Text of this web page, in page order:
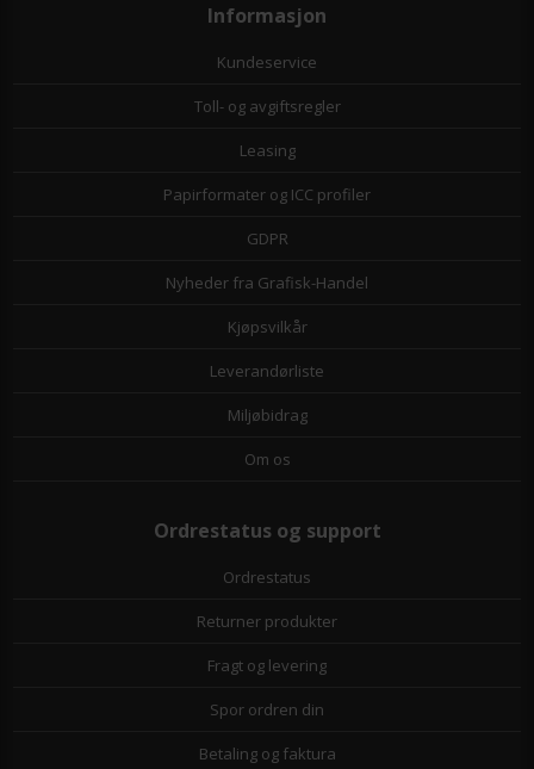
Informasjon
Kundeservice
Toll- og avgiftsregler
Leasing
Papirformater og ICC profiler
GDPR
Nyheder fra Grafisk-Handel
Kjøpsvilkår
Leverandørliste
Miljøbidrag
Om os
Ordrestatus og support
Ordrestatus
Returner produkter
Fragt og levering
Spor ordren din
Betaling og faktura